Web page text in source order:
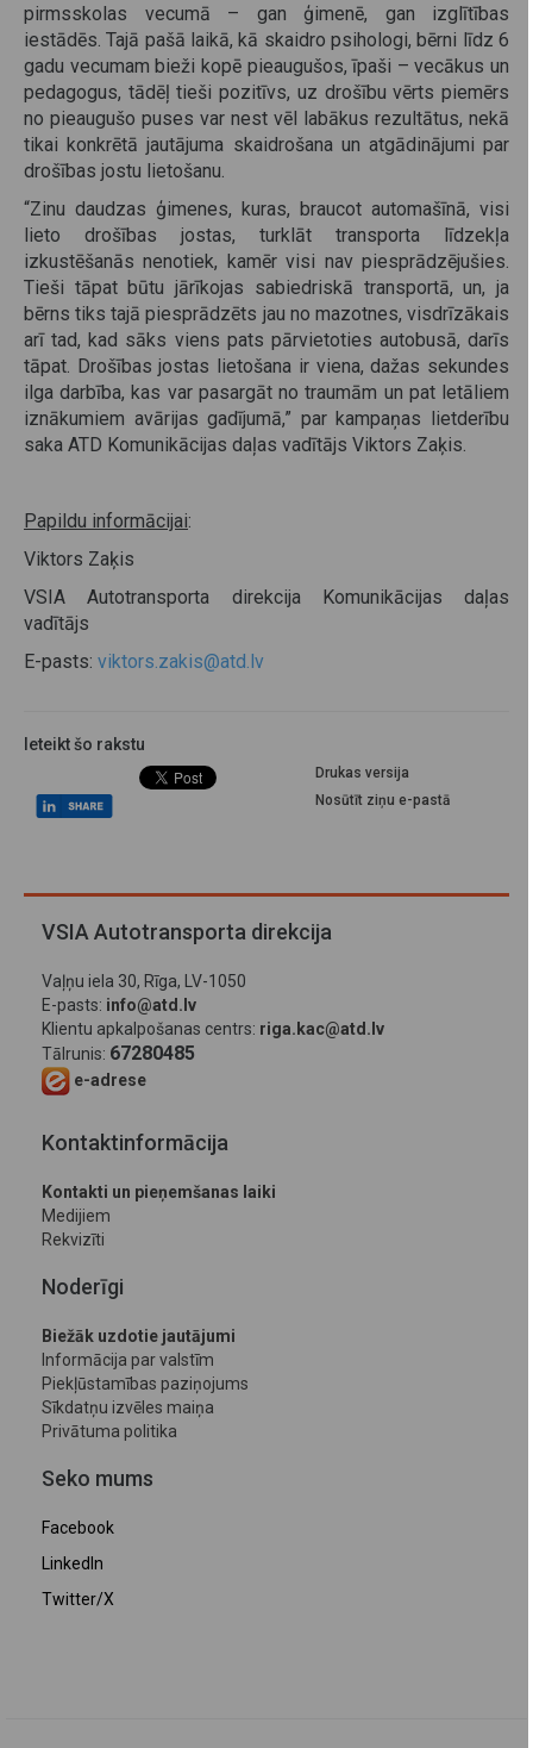
pirmsskolas vecumā – gan ģimenē, gan izglītības
iestādēs. Tajā pašā laikā, kā skaidro psihologi, bērni līdz 6
gadu vecumam bieži kopē pieaugušos, īpaši – vecākus un
pedagogus, tādēļ tieši pozitīvs, uz drošību vērts piemērs
no pieaugušo puses var nest vēl labākus rezultātus, nekā
tikai konkrētā jautājuma skaidrošana un atgādinājumi par
drošības jostu lietošanu.
“Zinu daudzas ģimenes, kuras, braucot automašīnā, visi
lieto drošības jostas, turklāt transporta līdzekļa
izkustēšanās nenotiek, kamēr visi nav piesprādzējušies.
Tieši tāpat būtu jārīkojas sabiedriskā transportā, un, ja
bērns tiks tajā piesprādzēts jau no mazotnes, visdrīzākais
arī tad, kad sāks viens pats pārvietoties autobusā, darīs
tāpat. Drošības jostas lietošana ir viena, dažas sekundes
ilga darbība, kas var pasargāt no traumām un pat letāliem
iznākumiem avārijas gadījumā,” par kampaņas lietderību
saka ATD Komunikācijas daļas vadītājs Viktors Zaķis.
Papildu informācijai:
Viktors Zaķis
VSIA Autotransporta direkcija Komunikācijas daļas
vadītājs
E-pasts: viktors.zakis@atd.lv
Ieteikt šo rakstu
Drukas versija
Nosūtīt ziņu e-pastā
VSIA Autotransporta direkcija
Vaļņu iela 30, Rīga, LV-1050
E-pasts: info@atd.lv
Klientu apkalpošanas centrs: riga.kac@atd.lv
Tālrunis: 67280485
e-adrese
Kontaktinformācija
Kontakti un pieņemšanas laiki
Medijiem
Rekvizīti
Noderīgi
Biežāk uzdotie jautājumi
Informācija par valstīm
Piekļūstamības paziņojums
Sīkdatņu izvēles maiņa
Privātuma politika
Seko mums
Facebook
LinkedIn
Twitter/X